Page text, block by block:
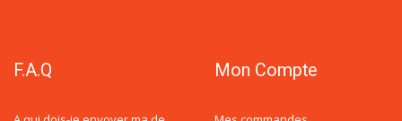
F.A.Q Mon Compte